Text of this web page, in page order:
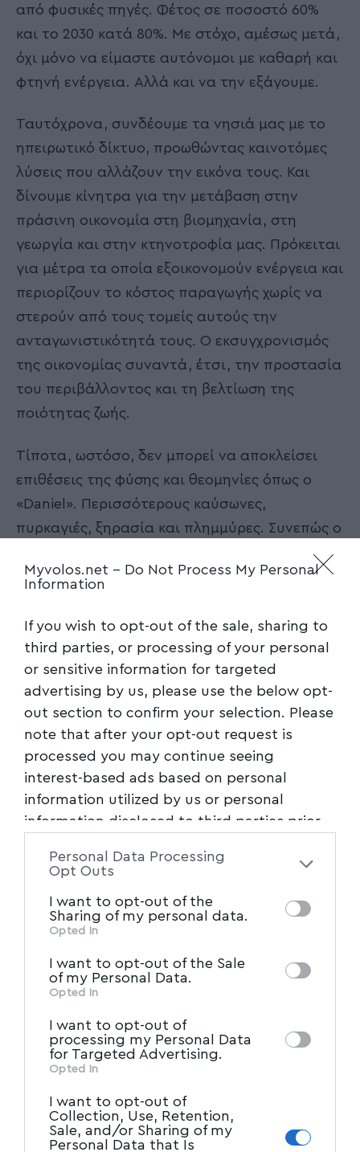
Myvolos.net - Do Not Process My Personal
Information
If you wish to opt-out of the sale, sharing to
third parties, or processing of your personal
or sensitive information for targeted
advertising by us, please use the below opt-
out section to confirm your selection. Please
note that after your opt-out request is
processed you may continue seeing
interest-based ads based on personal
information utilized by us or personal
information disclosed to third parties prior
of the further disclosure of your personal
of downstream participants. This
information may also be disclosed by us to
Participantsthat may further disclose it to
other third parties.
Personal Data Processing
Opt Outs
I want to opt-out of the
Sharing of my personal data.
Opted In
I want to opt-out of the Sale
of my Personal Data.
Opted In
I want to opt-out of
processing my Personal Data
for Targeted Advertising.
Opted In
I want to opt-out of
Collection, Use, Retention,
Sale, and/or Sharing of my
Personal Data that Is
από φυσικές πηγές. Φέτος σε ποσοστό 60%
και το 2030 κατά 80%. Με στόχο, αμέσως μετά,
όχι μόνο να είμαστε αυτόνομοι με καθαρή και
φτηνή ενέργεια. Αλλά και να την εξάγουμε.
Ταυτόχρονα, συνδέουμε τα νησιά μας με το
ηπειρωτικό δίκτυο, προωθώντας καινοτόμες
λύσεις που αλλάζουν την εικόνα τους. Και
δίνουμε κίνητρα για την μετάβαση στην
πράσινη οικονομία στη βιομηχανία, στη
γεωργία και στην κτηνοτροφία μας. Πρόκειται
για μέτρα τα οποία εξοικονομούν ενέργεια και
περιορίζουν το κόστος παραγωγής χωρίς να
στερούν από τους τομείς αυτούς την
ανταγωνιστικότητά τους. Ο εκσυγχρονισμός
της οικονομίας συναντά, έτσι, την προστασία
του περιβάλλοντος και τη βελτίωση της
ποιότητας ζωής.
Τίποτα, ωστόσο, δεν μπορεί να αποκλείσει
επιθέσεις της φύσης και θεομηνίες όπως ο
«Daniel». Περισσότερους καύσωνες,
πυρκαγιές, ξηρασία και πλημμύρες. Συνεπώς ο
αφορά την ανθεκτικότητα του τόπου και του
Είναι γνωστή η προσπάθεια που καταβάλλεται
για την οργάνωση, τη στελέχωση και τον
εξοπλισμό της Πολιτικής Προστασίας με τα
πιο σύγχρονα μέσα. Όπως είναι γνωστό και το
πρόσφατο σχέδιο της Πολιτείας για τον
καθαρισμό των δασών από καύσιμη ύλη και
την παραγωγική της αξιοποίηση. Και, τέλος,
βρίσκεται, πλέον, σε εξέλιξη και η χάραξη ενός
συνολικού προγράμματος διαχείρισης των
υδάτων της Θεσσαλίας.
Μία προσπάθεια την οποία θα παρακολουθεί
μία νέα Ανεξάρτητη Ρυθμιστική Αρχή στα
επίπεδα. Για την πιο αποτελεσματική ύδρευση
και άρδευση. Για την προσαρμογή των
καλλιεργειών, της κτηνοτροφίας και της
αλιείας στις προκλήσεις της κλιματικής
αλλαγής. Και, βέβαια, για τη στήριξη
αγροτών, κτηνοτρόφων και αλιέων ώστε να
κερδίσουν τα στοιχήματα της νέας εποχής.